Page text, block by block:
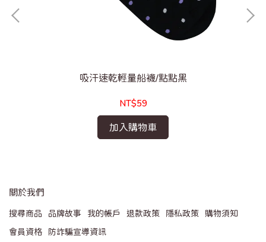
吸汗速乾輕量船襪/點點黑
NT$59
加入購物車
關於我們
搜尋商品 品牌故事 我的帳戶 退款政策 隱私政策
購物須知
會員資格
防詐騙宣導資訊